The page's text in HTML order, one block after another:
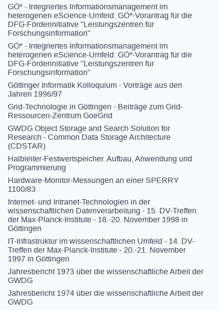
GÖ* - Integriertes Informationsmanagement im
heterogenen eScience-Umfeld: GÖ*-Vorantrag für die
DFG-Förderinitiative "Leistungszentren für
Forschungsinformation"
GÖ* - Integriertes Informationsmanagement im
heterogenen eScience-Umfeld: GÖ*-Vorantrag für die
DFG-Förderinitiative "Leistungszentren für
Forschungsinformation"
Göttinger Informatik Kolloquium - Vorträge aus den
Jahren 1996/97
Grid-Technologie in Göttingen - Beiträge zum Grid-
Ressourcen-Zentrum GoeGrid
GWDG Object Storage and Search Solution for
Research - Common Data Storage Architecture
(CDSTAR)
Halbleiter-Festwertspeicher. Aufbau, Anwendung und
Programmierung
Hardware-Monitor-Messungen an einer SPERRY
1100/83
Internet- und Intranet-Technologien in der
wissenschaftlichen Datenverarbeitung - 15. DV-Treffen
der Max-Planck-Institute - 18.-20. November 1998 in
Göttingen
IT-Infrastruktur im wissenschaftlichen Umfeld - 14. DV-
Treffen der Max-Planck-Institute - 20.-21. November
1997 in Göttingen
Jahresbericht 1973 über die wissenschaftliche Arbeit der
GWDG
Jahresbericht 1974 über die wissenschaftliche Arbeit der
GWDG